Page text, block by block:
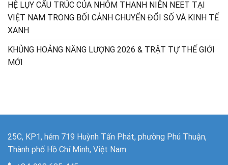
HỆ LỤY CẤU TRÚC CỦA NHÓM THANH NIÊN NEET TẠI
VIỆT NAM TRONG BỐI CẢNH CHUYỂN ĐỔI SỐ VÀ KINH TẾ
XANH
KHỦNG HOẢNG NĂNG LƯỢNG 2026 & TRẬT TỰ THẾ GIỚI
MỚI
25C, KP1, hẻm 719 Huỳnh Tấn Phát, phường Phú Thuận,
Thành phố Hồ Chí Minh, Việt Nam